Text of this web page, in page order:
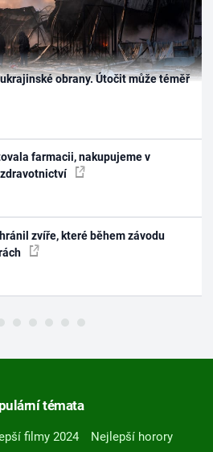
obrany. Útočit může téměř
farmacii, nakupujeme v
zvíře, které během závodu
témata
filmy 2024
Nejlepší horory